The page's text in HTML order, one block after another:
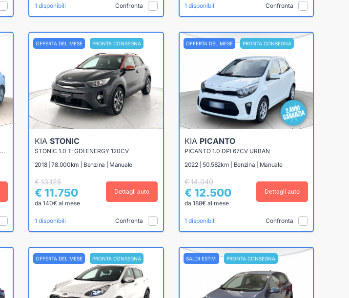
1 disponibili Confronta 1 disponibili Confronta
CEED III 2019 - CEED 1.4 MPI PURE ECO GPL 96CV
OFFERTA DEL MESE PRONTA CONSEGNA
KIA STONIC
STONIC 1.0 T-GDI ENERGY 120CV
2018 | 78.000km | Benzina | Manuale
€ 13.125
€ 11.750
da 140€ al mese
Dettagli auto
1 disponibili Confronta
OFFERTA DEL MESE PRONTA CONSEGNA
KIA PICANTO
PICANTO 1.0 DPI 67CV URBAN
2022 | 50.582km | Benzina | Manuale
€ 14.040
€ 12.500
da 188€ al mese
Dettagli auto
1 disponibili Confronta
OFFERTA DEL MESE PRONTA CONSEGNA SALDI ESTIVI PRONTA CONSEGNA